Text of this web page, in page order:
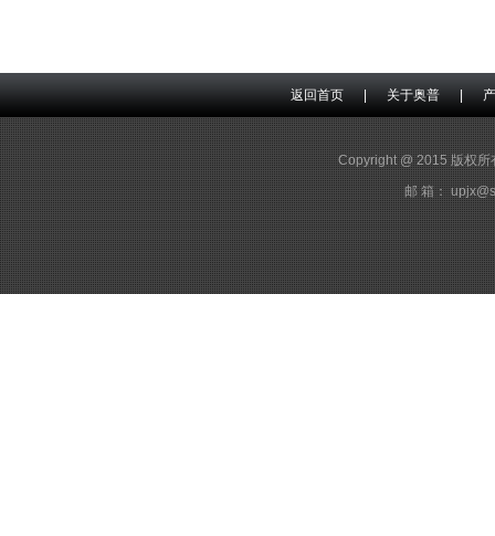
返回首页 关于奥普
Copyright @ 2015 版权
邮 箱：